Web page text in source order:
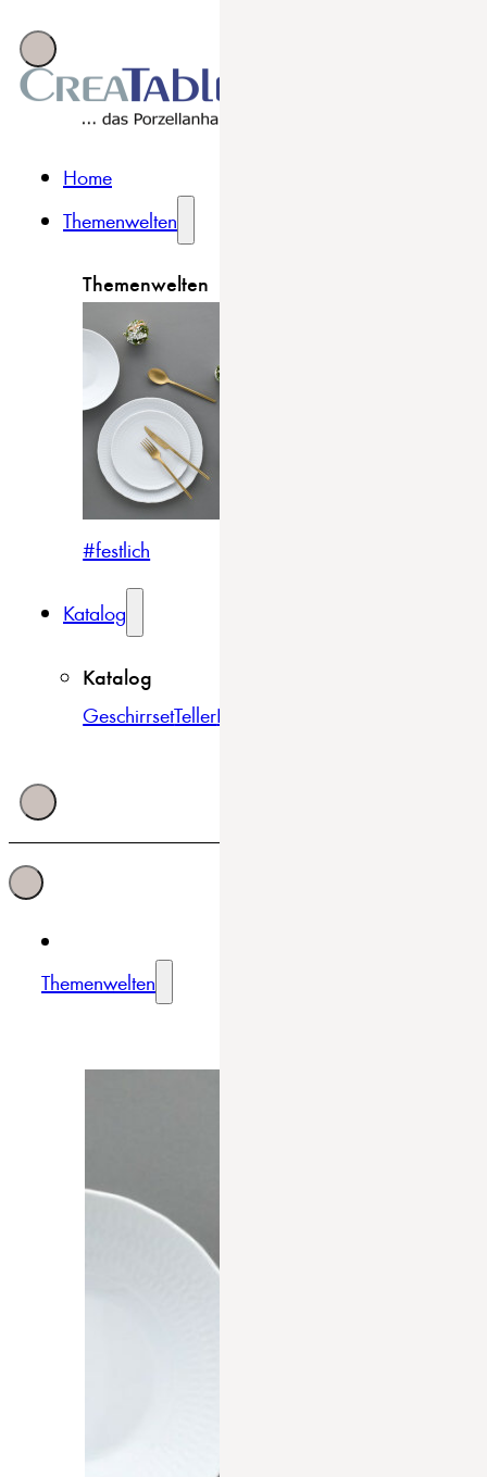
Home
Themenwelten
Themenwelten
#festlich
Katalog
Katalog
GeschirrsetTellerBowls & Schüsseln
Themenwelten